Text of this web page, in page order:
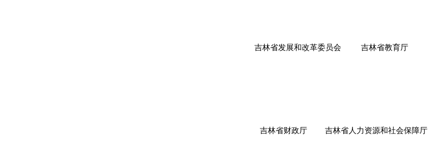
吉林省发展和改革委员会 吉林省教育厅
吉林省财政厅 吉林省人力资源和社会保障厅